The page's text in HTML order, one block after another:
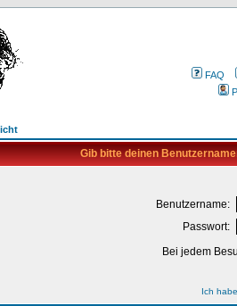
FAQ
Gib bitte deinen
Benutzername:
Passwort:
Bei jedem
Ich